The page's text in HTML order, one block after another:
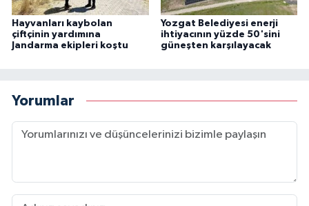
Hayvanları kaybolan
çiftçinin yardımına
Jandarma ekipleri koştu
Yozgat Belediyesi enerji
ihtiyacının yüzde 50'sini
güneşten karşılayacak
Yorumlar